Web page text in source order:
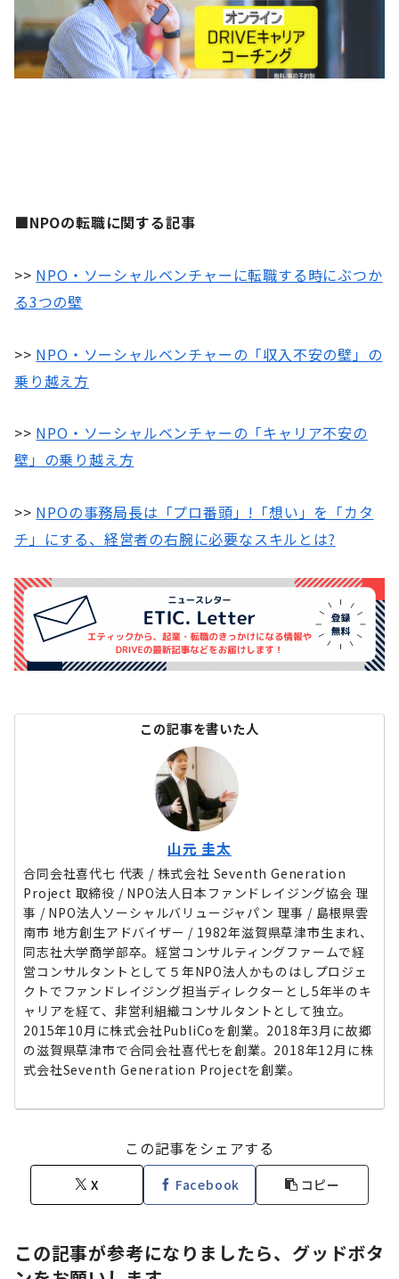
■NPOの転職に関する記事
>> NPO・ソーシャルベンチャーに転職する時にぶつか
る3つの壁
>> NPO・ソーシャルベンチャーの「収入不安の壁」の
乗り越え方
>> NPO・ソーシャルベンチャーの「キャリア不安の
壁」の乗り越え方
>> NPOの事務局長は「プロ番頭」!「想い」を「カタ
チ」にする、経営者の右腕に必要なスキルとは?
この記事を書いた人
山元 圭太
合同会社喜代七 代表 / 株式会社 Seventh Generation
Project 取締役 / NPO法人日本ファンドレイジング協会 理
事 / NPO法人ソーシャルバリュージャパン 理事 / 島根県雲
南市 地方創生アドバイザー / 1982年滋賀県草津市生まれ、
同志社大学商学部卒。経営コンサルティングファームで経
営コンサルタントとして５年NPO法人かものはしプロジェ
クトでファンドレイジング担当ディレクターとし5年半のキ
ャリアを経て、非営利組織コンサルタントとして独立。
2015年10月に株式会社PubliCoを創業。2018年3月に故郷
の滋賀県草津市で合同会社喜代七を創業。2018年12月に株
式会社Seventh Generation Projectを創業。
この記事をシェアする
X Facebook コピー
この記事が参考になりましたら、グッドボタ